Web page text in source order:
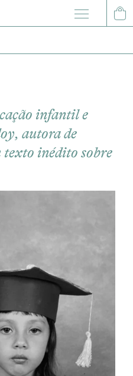
infantil e
autora de
texto inédito sobre